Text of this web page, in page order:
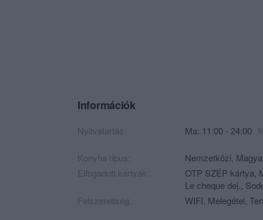
Információk
Nyitvatartás: Ma: 11:00 - 24:00
Konyha típus: Nemzetközi,
Elfogadott kártyák:
OTP SZÉP kártya,
Le cheque dej.,
Felszereltség:
WIFI, Melegétel,